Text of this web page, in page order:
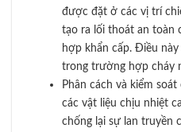
được đặt ở các vị trí
tạo ra lối thoát an toàn
hợp khẩn cấp. Điều
trong trường hợp cháy
Phân cách và kiểm
các vật liệu chịu nhiệt
chống lại sự lan truyền